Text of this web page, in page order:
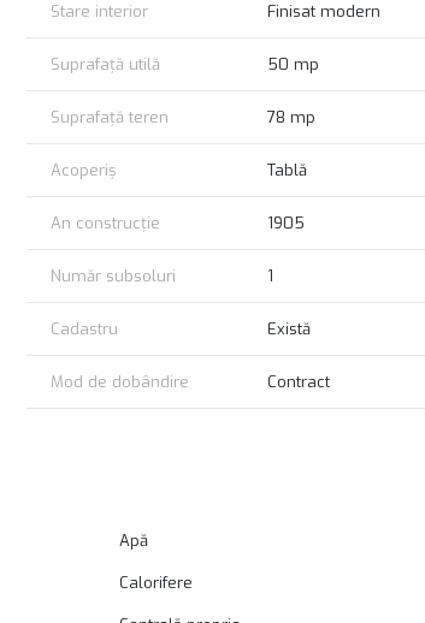
Stare interior Finisat modern
Suprafață utilă 50 mp
Suprafață teren 78 mp
Acoperiș Tablă
An construcție 1905
Număr subsoluri 1
Cadastru Există
Mod de dobândire Contract
Apă
Calorifere